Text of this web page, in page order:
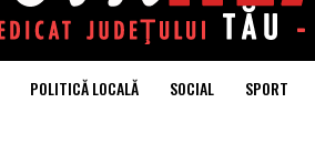
POLITICĂ LOCALĂ SOCIAL SPORT